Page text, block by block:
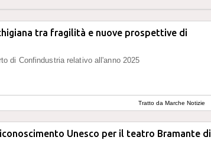
tra fragilità e nuove prospettive di
di Confindustria relativo all'anno 2025
Tratto da Marche Notizie
Unesco per il teatro Bramante di